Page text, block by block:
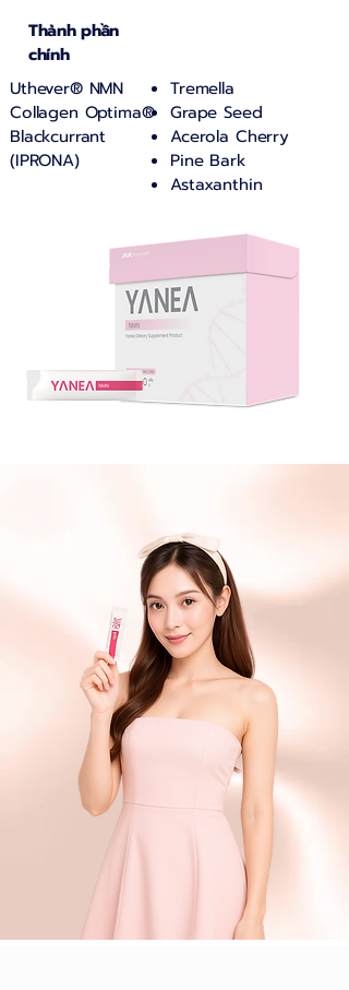
Thành phần
chính
Uthever® NMN
Collagen Optima®
Blackcurrant
(IPRONA)
Tremella
Grape Seed
Acerola Cherry
Pine Bark
Astaxanthin